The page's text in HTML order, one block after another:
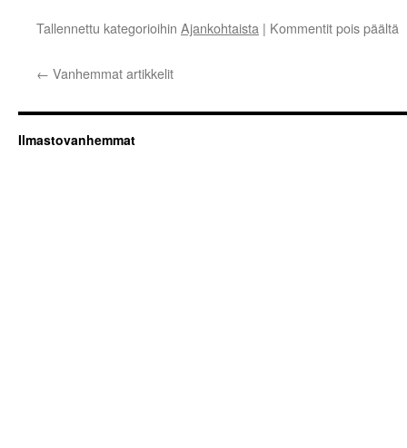
Tallennettu kategorioihin Ajankohtaista | Kommentit pois päältä
← Vanhemmat artikkelit
Ilmastovanhemmat